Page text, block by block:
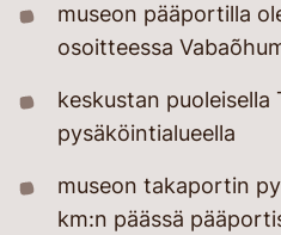
museon pääportilla
osoitteessa
keskustan puoleisella
pysäköintialueella
museon takaportin
km:n päässä